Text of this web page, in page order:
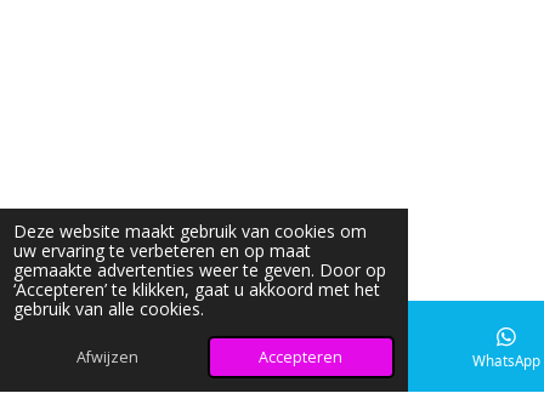
Deze website maakt gebruik van cookies om
uw ervaring te verbeteren en op maat
gemaakte advertenties weer te geven. Door op
‘Accepteren’ te klikken, gaat u akkoord met het
gebruik van alle cookies.
Afwijzen Accepteren
E-mailadres Instagram WhatsApp